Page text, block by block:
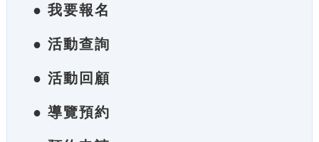
● 我要報名
● 活動查詢
● 活動回顧
● 導覽預約